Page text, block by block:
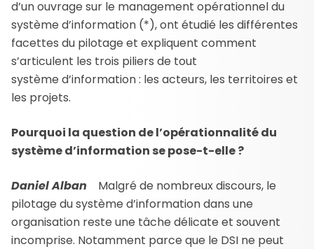
d’un ouvrage sur le management opérationnel du
système d’information (*), ont étudié les différentes
facettes du pilotage et expliquent comment
s’articulent les trois piliers de tout
système d’information : les acteurs, les territoires et
les projets.
Pourquoi la question de l’opérationnalité du
système d’information se pose-t-elle ?
Daniel Alban Malgré de nombreux discours, le
pilotage du système d’information dans une
organisation reste une tâche délicate et souvent
incomprise. Notamment parce que le DSI ne peut